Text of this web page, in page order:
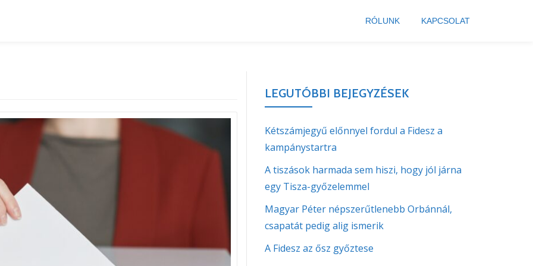
RÓLUNK KAPCSOLAT
LEGUTÓBBI BEJEGYZÉSEK
Kétszámjegyű előnnyel fordul a Fidesz a
kampánystartra
A tiszások harmada sem hiszi, hogy jól járna
egy Tisza-győzelemmel
Magyar Péter népszerűtlenebb Orbánnál,
csapatát pedig alig ismerik
A Fidesz az ősz győztese